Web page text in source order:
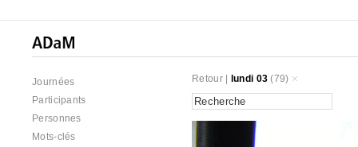
Journées
Participants
Personnes
Mots-clés
Retour| lundi 03 (79)